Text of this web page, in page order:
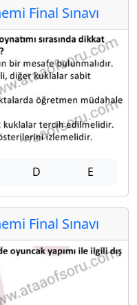
Final Sınavı
D E
Final Sınavı